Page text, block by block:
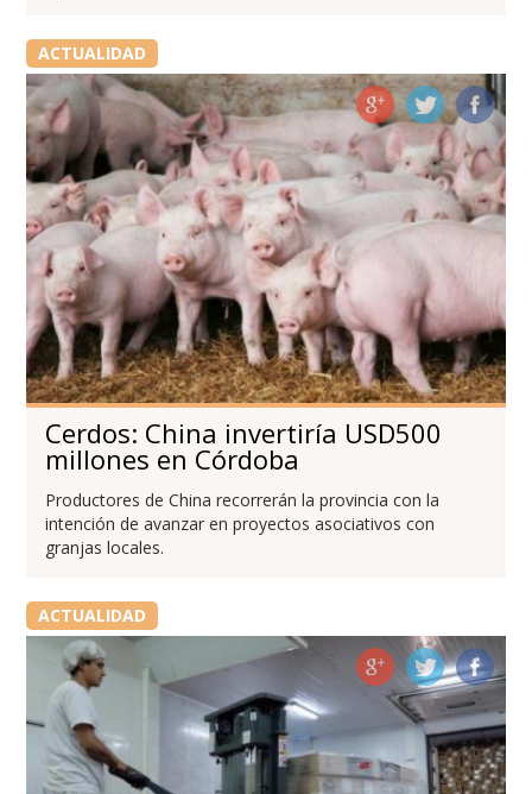
ACTUALIDAD
Cerdos: China invertiría USD500
millones en Córdoba
Productores de China recorrerán la provincia con la
intención de avanzar en proyectos asociativos con
granjas locales.
ACTUALIDAD